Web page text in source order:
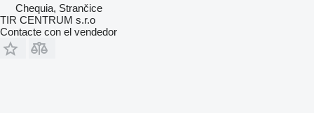
Chequia, Strančice
TIR CENTRUM s.r.o
Contacte con el vendedor